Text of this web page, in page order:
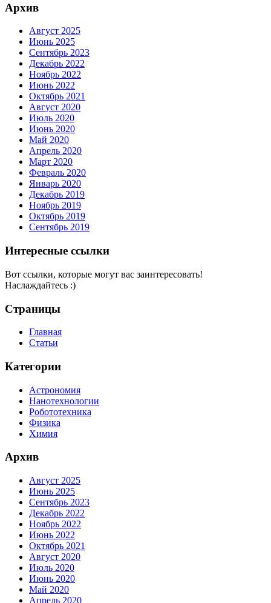
Архив
Август 2025
Июнь 2025
Сентябрь 2023
Декабрь 2022
Ноябрь 2022
Июнь 2022
Октябрь 2021
Август 2020
Июль 2020
Июнь 2020
Май 2020
Апрель 2020
Март 2020
Февраль 2020
Январь 2020
Декабрь 2019
Ноябрь 2019
Октябрь 2019
Сентябрь 2019
Интересные ссылки
Вот ссылки, которые могут вас заинтересовать!
Наслаждайтесь :)
Страницы
Главная
Статьи
Категории
Астрономия
Нанотехнологии
Робототехника
Физика
Химия
Архив
Август 2025
Июнь 2025
Сентябрь 2023
Декабрь 2022
Ноябрь 2022
Июнь 2022
Октябрь 2021
Август 2020
Июль 2020
Июнь 2020
Май 2020
Апрель 2020